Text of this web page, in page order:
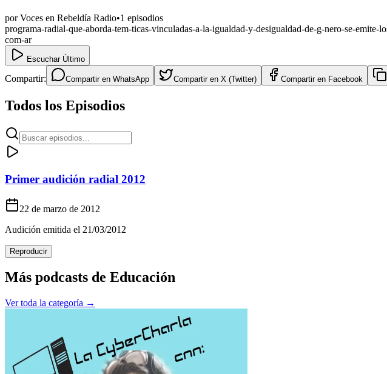
porVoces en Rebeldía Radio•1 episodios
programa-radial-que-aborda-tem-ticas-vinculadas-a-la-igualdad-y-desigualdad-de-g-nero-se-
com-ar
Escuchar Último
Compartir: Compartir en WhatsApp Compartir en X (Twitter) Compartir en Facebook
Todos los Episodios
Primer audición radial 2012
22 de marzo de 2012
Audición emitida el 21/03/2012
Reproducir
Más podcasts de Educación
Ver toda la categoría →